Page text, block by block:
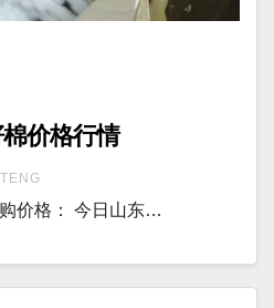
价格行情
TENG
价格： 今日山东…